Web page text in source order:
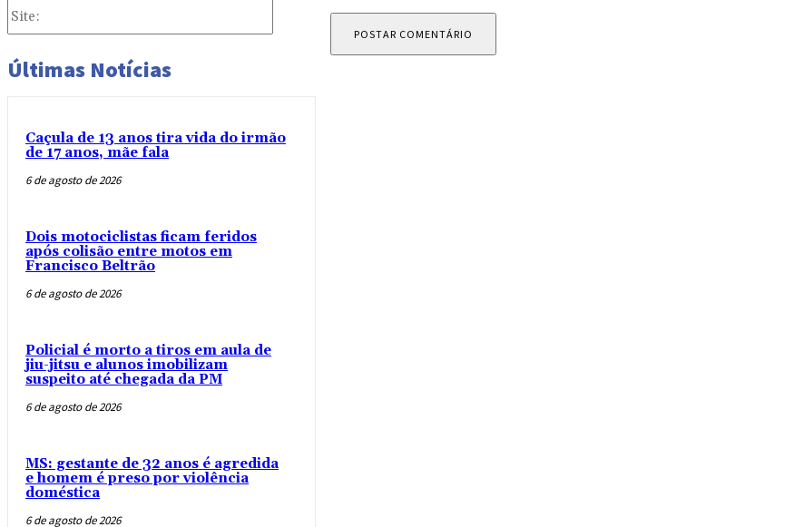
Últimas Notícias
Caçula de 13 anos tira vida do irmão
de 17 anos, mãe fala
6 de agosto de 2026
Dois motociclistas ficam feridos
após colisão entre motos em
Francisco Beltrão
6 de agosto de 2026
Policial é morto a tiros em aula de
jiu-jitsu e alunos imobilizam
suspeito até chegada da PM
6 de agosto de 2026
MS: gestante de 32 anos é agredida
e homem é preso por violência
doméstica
6 de agosto de 2026